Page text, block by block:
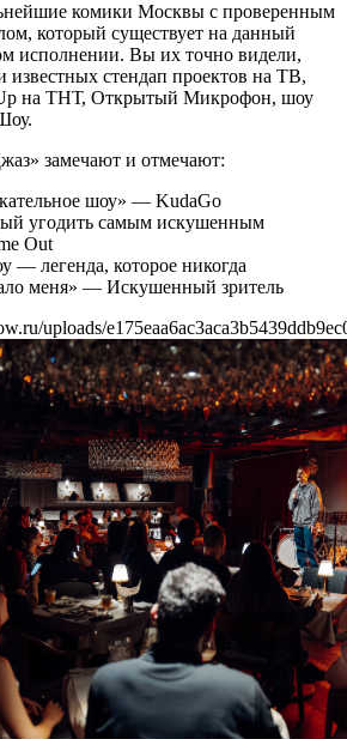
комики Москвы с проверенным
который существует на данный
исполнении. Вы их точно видели,
стендап проектов на ТВ,
на ТНТ, Открытый Микрофон, шоу
замечают и отмечают:
шоу» — KudaGo
угодить самым искушенным
Out
— легенда, которое никогда
меня» — Искушенный зритель
uploads/